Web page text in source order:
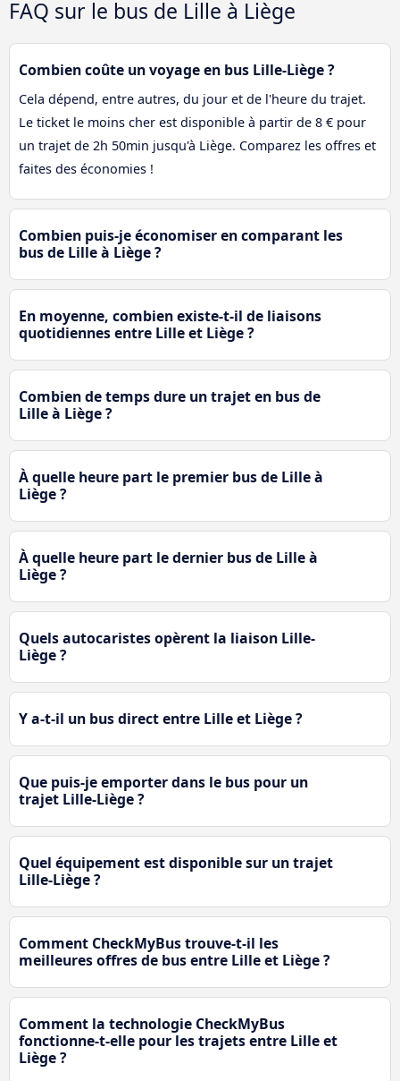
FAQ sur le bus de Lille à Liège
Combien coûte un voyage en bus Lille-Liège ?
Cela dépend, entre autres, du jour et de l'heure du trajet.
Le ticket le moins cher est disponible à partir de 8 € pour
un trajet de 2h 50min jusqu'à Liège. Comparez les offres et
faites des économies !
Combien puis-je économiser en comparant les
bus de Lille à Liège ?
En moyenne, combien existe-t-il de liaisons
quotidiennes entre Lille et Liège ?
Combien de temps dure un trajet en bus de
Lille à Liège ?
À quelle heure part le premier bus de Lille à
Liège ?
À quelle heure part le dernier bus de Lille à
Liège ?
Quels autocaristes opèrent la liaison Lille-
Liège ?
Y a-t-il un bus direct entre Lille et Liège ?
Que puis-je emporter dans le bus pour un
trajet Lille-Liège ?
Quel équipement est disponible sur un trajet
Lille-Liège ?
Comment CheckMyBus trouve-t-il les
meilleures offres de bus entre Lille et Liège ?
Comment la technologie CheckMyBus
fonctionne-t-elle pour les trajets entre Lille et
Liège ?